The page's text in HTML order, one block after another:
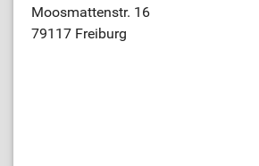
Moosmattenstr. 16
79117 Freiburg